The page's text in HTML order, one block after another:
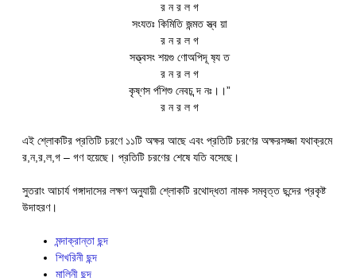
র ন র ল গ
সংযতঃ কিমিতি জন্মত স্ত্ব য়া
র ন র ল গ
সত্ত্বসং শয়গু ণোঅপিদূ ষ‍্য ত
র ন র ল গ
কৃষ্ণস র্পশিশু নেবচ ন্দ নঃ।।”
র ন র ল গ
এই শ্লোকটির প্রতিটি চরণে ১১টি অক্ষর আছে এবং প্রতিটি চরণের অক্ষরসজ্জা যথাক্রমে
র,ন,র,ল,গ – গণ হয়েছে। প্রতিটি চরণের শেষে যতি বসেছে।
সুতরাং আচার্য গঙ্গাদাসের লক্ষণ অনুযায়ী শ্লোকটি রথোদ্ধতা নামক সমবৃত্ত ছন্দের প্রকৃষ্ট
উদাহরণ।
মন্দাক্রান্তা ছন্দ
শিখরিনী ছন্দ
মালিনী ছন্দ